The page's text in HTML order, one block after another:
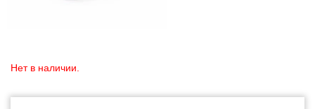
Нет в наличии.